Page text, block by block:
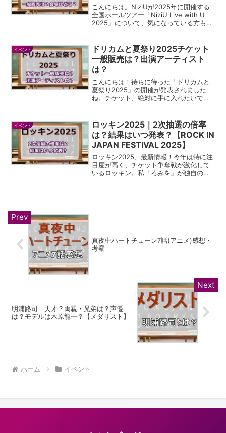
こんにちは。NiziUが2025年に開催する
全国ホールツアー「NiziU Live with U
2025」について、気になっている方も多
シェアしたい！と感じたので、独...
イベント
ドリカムと夏祭り2025チケット
一般販売は？出演アーティスト
は？
こんにちは！待ちに待った「ドリカムと
夏祭り2025」の開催が発表されました
ね。チケット、絶対に手に入れたいです
ち取るための秘訣を、心を込めて解説し
ていきますね。ドリカム...
イベント
ロッキン2025｜2次抽選の倍率
は？結果はいつ発表？【ROCK IN
JAPAN FESTIVAL 2025】
ロッキン2025、最新情報！今年は特に注
目度が高く、チケット争奪戦が激化して
いるロッキン。私「ろみを」が独自の視
真夜中ハートチューン7話(アニメ)感想・
考察
明浦路司｜天才？両親・兄弟は？声優
は？モデルは木原龍一？【メダリスト】
ホーム イベント